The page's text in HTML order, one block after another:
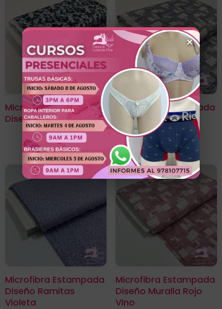
Microfibra Estampada
Diseño Jazmín Negro
Microfibra Estampada
Diseño Muralla Gris
Azulado
Microfibra Estampada
Diseño Ramitas
Violeta
Microfibra Estampada
Diseño Muralla Rojo
Vino
×